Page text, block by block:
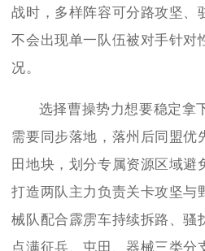
战时，多样阵容可分路攻坚、
不会出现单一队伍被对手针对
况。
选择曹操势力想要稳定拿
需要同步落地，落州后同盟优
田地块，划分专属资源区域避
打造两队主力负责关卡攻坚与
械队配合霹雳车持续拆路、骚
点满征兵、屯田、器械三类分